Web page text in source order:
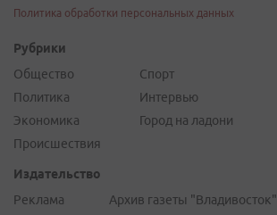
Политика обработки персональных данных
Рубрики
Общество
Политика
Экономика
Происшествия
Спорт
Интервью
Город на ладони
Издательство
Реклама
Архив газеты "Владивосток"